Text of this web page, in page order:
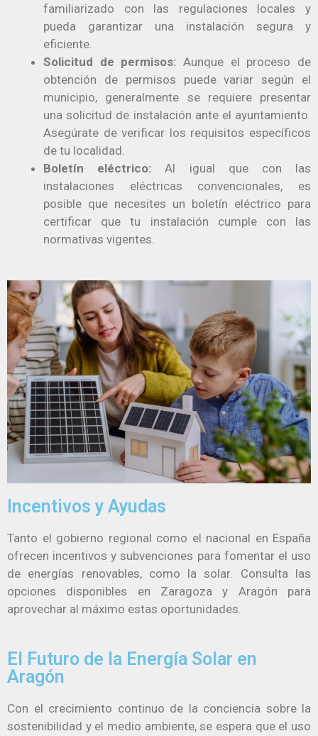
familiarizado con las regulaciones locales y
pueda garantizar una instalación segura y
eficiente.
Solicitud de permisos: Aunque el proceso de
obtención de permisos puede variar según el
municipio, generalmente se requiere presentar
una solicitud de instalación ante el ayuntamiento.
Asegúrate de verificar los requisitos específicos
de tu localidad.
Boletín eléctrico:Al igual que con las
instalaciones eléctricas convencionales, es
posible que necesites un boletín eléctrico para
certificar que tu instalación cumple con las
normativas vigentes.
Incentivos y Ayudas
Tanto el gobierno regional como el nacional en España
ofrecen incentivos y subvenciones para fomentar el uso
de energías renovables, como la solar. Consulta las
opciones disponibles en Zaragoza y Aragón para
aprovechar al máximo estas oportunidades.
El Futuro de la Energía Solar en
Aragón
Con el crecimiento continuo de la conciencia sobre la
sostenibilidad y el medio ambiente, se espera que el uso